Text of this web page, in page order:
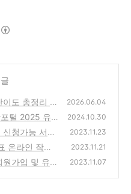
도 총정리 (2
2026.06.04
털 2025 유
방법 총정리
2024.10.30
청가능 서비
(0)
2023.11.23
온라인 작성,
아보기
(0)
2023.11.21
가입 및 유치
2023.11.07